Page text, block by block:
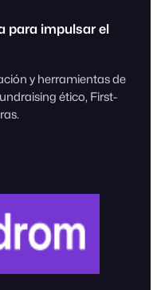
para impulsar el
y herramientas de
ético, First-